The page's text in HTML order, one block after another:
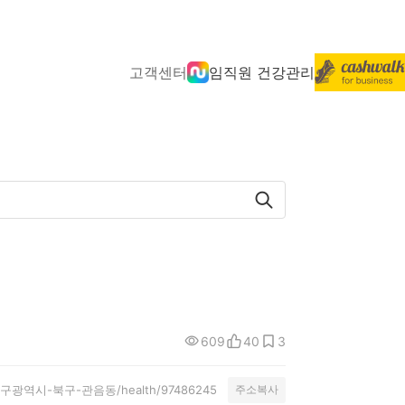
고객센터 임직원 건강관리
609 40 3
광역시-북구-관음동/health/97486245 주소복사